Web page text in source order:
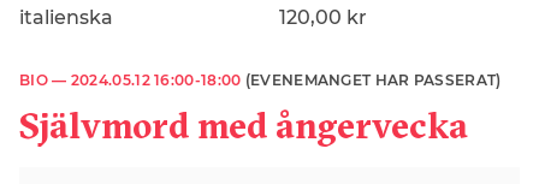
italienska 120,00 kr
BIO — 2024.05.12 16:00-18:00 (EVENEMANGET HAR PASSERAT)
Självmord med ångervecka